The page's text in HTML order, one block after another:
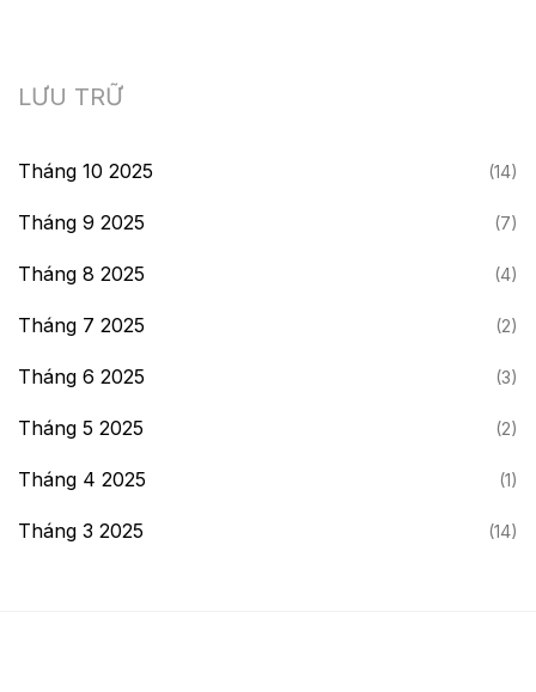
LƯU TRỮ
Tháng 10 2025 (14)
Tháng 9 2025 (7)
Tháng 8 2025 (4)
Tháng 7 2025 (2)
Tháng 6 2025 (3)
Tháng 5 2025 (2)
Tháng 4 2025 (1)
Tháng 3 2025 (14)